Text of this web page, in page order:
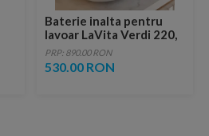
Baterie inalta pentru
lavoar LaVita Verdi 220,
fara ventil, brushed
copper
PRP: 890.00 RON
530.00 RON